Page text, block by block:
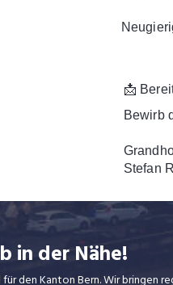
in der Nähe!
den Kanton Bern. Wir bringen